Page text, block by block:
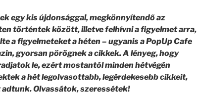
egy kis újdonsággal, megkönnyítendő az
történtek között, illetve felhívni a figyelmet arra,
a figyelmeteket a héten – ugyanis a PopUp Cafe
gyorsan pörögnek a cikkek. A lényeg, hogy
le, ezért mostantól minden hétvégén
a hét legolvasottabb, legérdekesebb cikkeit,
Olvassátok, szeressétek!